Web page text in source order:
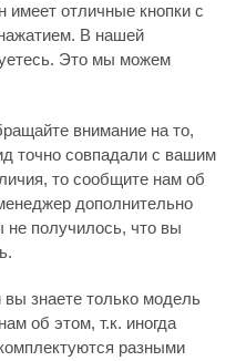
имеет отличные кнопки с
В нашей
Это мы можем
внимание на то,
точно совпадали с вашим
то сообщите нам об
дополнительно
не получилось, что вы
вы знаете только модель
об этом, т.к. иногда
разными